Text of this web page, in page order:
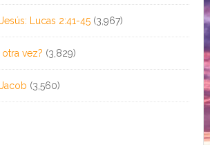
Lucas 2:41-45 (3,967)
vez? (3,829)
(3,560)